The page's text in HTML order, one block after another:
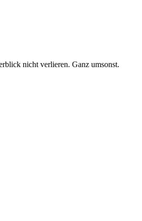
nicht verlieren. Ganz umsonst.